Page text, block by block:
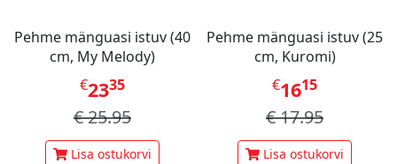
Pehme mänguasi istuv (40
cm, My Melody)
€2335
€25.95
Lisa ostukorvi
Pehme mänguasi istuv (25
cm, Kuromi)
€1615
€17.95
Lisa ostukorvi